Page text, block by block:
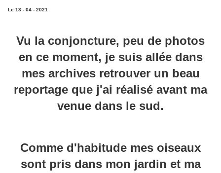
Le 13 - 04 - 2021
Vu la conjoncture, peu de photos
en ce moment, je suis allée dans
mes archives retrouver un beau
reportage que j'ai réalisé avant ma
venue dans le sud.
Comme d'habitude mes oiseaux
sont pris dans mon jardin et ma